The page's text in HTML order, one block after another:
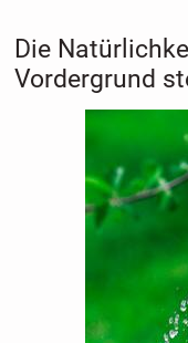
Die
Vordergrund